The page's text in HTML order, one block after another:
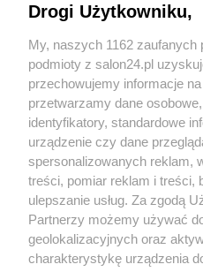
Sport
Społeczeństwo
Kultura
X Facebook
Drogi Użytkowniku,
My, naszych 1162 zaufanych
podmioty z salon24.pl
przechowujemy informacje
przetwarzamy dane
identyfikatory, standardowe
urządzenie czy dane
spersonalizowanych reklam,
treści, pomiar reklam i treści,
ulepszanie usług. Za zgodą
Partnerzy możemy używać
geolokalizacyjnych oraz
charakterystykę urządzenia